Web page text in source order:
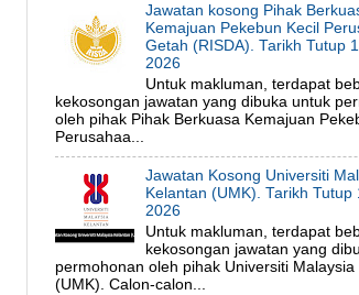
Jawatan kosong Pihak
Kemajuan Pekebun Kecil
Getah (RISDA). Tarikh Tutup
2026
Untuk makluman, terdapat
kekosongan jawatan yang dibuka untuk
oleh pihak Pihak Berkuasa Kemajuan
Perusahaa...
Jawatan Kosong Universiti
Kelantan (UMK). Tarikh Tutup
2026
Untuk makluman, terdapat
kekosongan jawatan yang
permohonan oleh pihak Universiti Malaysia
(UMK). Calon-calon...